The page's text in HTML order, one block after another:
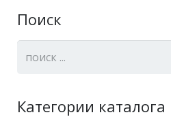
Поиск
Категории каталога